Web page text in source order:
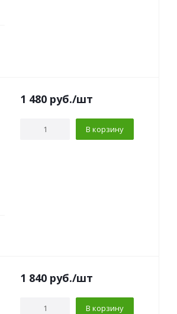
1 480 руб./шт
В корзину
1 840 руб./шт
В корзину